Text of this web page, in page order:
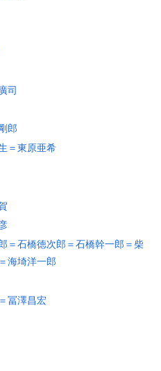
司
郎
＝東原亜希
＝石橋徳次郎＝石橋幹一郎＝柴
海埼洋一郎
冨澤昌宏